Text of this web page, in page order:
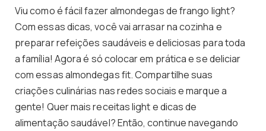
Viu como é fácil fazer almondegas de frango light?
Com essas dicas, você vai arrasar na cozinha e
preparar refeições saudáveis e deliciosas para toda
a família! Agora é só colocar em prática e se deliciar
com essas almondegas fit. Compartilhe suas
criações culinárias nas redes sociais e marque a
gente! Quer mais receitas light e dicas de
alimentação saudável? Então, continue navegando